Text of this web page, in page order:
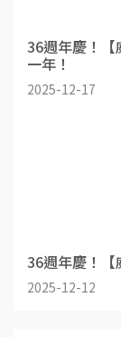
36週年慶！
一年！
2025-12-17
36週年慶！
2025-12-12